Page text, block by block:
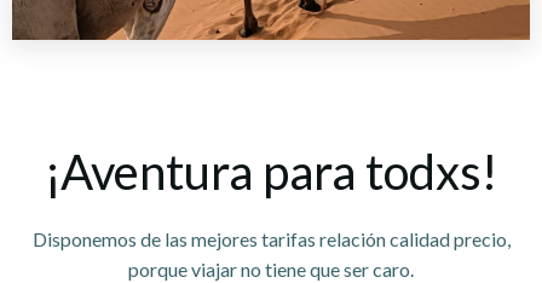
¡Aventura para todxs!
Disponemos de las mejores tarifas relación calidad precio,
porque viajar no tiene que ser caro.